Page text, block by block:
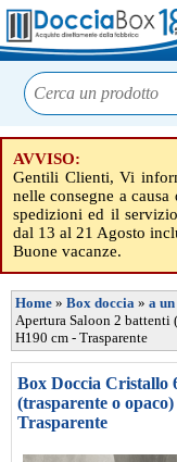
AVVISO:
Gentili Clienti, Vi
nelle consegne a
spedizioni ed il
dal 13 al 21 Agosto
Buone vacanze.
Home » Box doccia » a
Apertura Saloon 2 battenti
H190 cm - Trasparente
Box Doccia Cristallo
(trasparente o
Trasparente